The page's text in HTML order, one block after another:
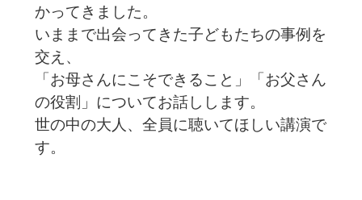
かってきました。
いままで出会ってきた子どもたちの事例を
交え、
「お母さんにこそできること」「お父さん
の役割」についてお話しします。
世の中の大人、全員に聴いてほしい講演で
す。